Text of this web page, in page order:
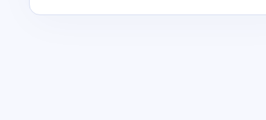
1 95,0 % ×